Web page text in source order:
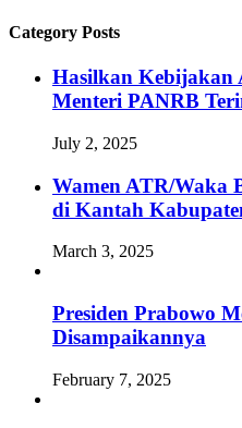
Category Posts
Hasilkan Kebijakan
Menteri PANRB
July 2, 2025
Wamen ATR/Waka
di Kantah
March 3, 2025
Presiden Prabowo
Disampaikannya
February 7, 2025